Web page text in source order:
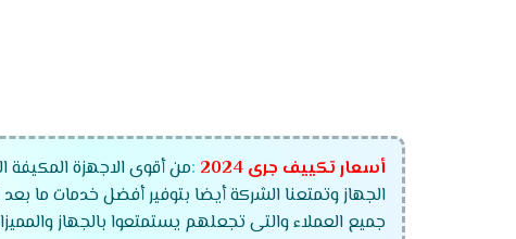
أسعار تكييف جرى 2024
:من أقوى الاجهزة المكيفة
الجهاز وتمتعنا الشركة أيضا بتوفير أفضل خدمات ما
جميع العملاء والتى تجعلهم يستمتعوا بالجهاز